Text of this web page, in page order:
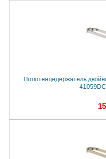
Полотенцедержатель